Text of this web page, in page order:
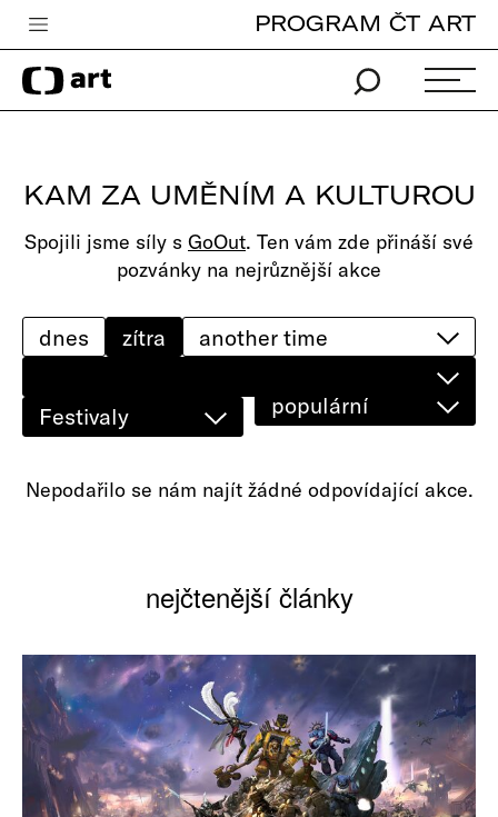
Česká televize
Zpravodajství
iVysílání
TV program
edu
PROGRAM ČT ART
KAM ZA UMĚNÍM A KULTUROU
Spojili jsme síly s GoOut. Ten vám zde přináší své
pozvánky na nejrůznější akce
Festivaly
dnes zítra
populární
Nepodařilo se nám najít žádné odpovídající akce.
nejčtenější články